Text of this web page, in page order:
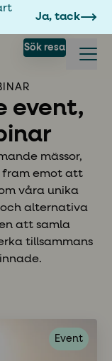
Ja, tack
Sök resa
event,
mässor,
fram emot att
våra unika
och alternativa
att samla
tillsammans
Event